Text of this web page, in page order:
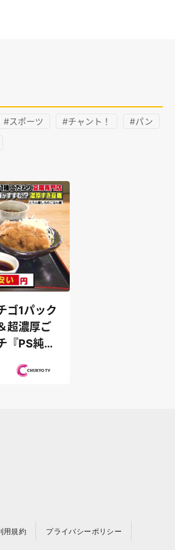
#スポーツ #チャント！ #パン
ゴ1パック
超濃厚ご
『PS純金
用規約 プライバシーポリシー